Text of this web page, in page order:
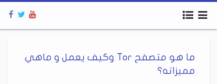
ما هو متصفح Tor وكيف يعمل و ماهي
مميزاته؟